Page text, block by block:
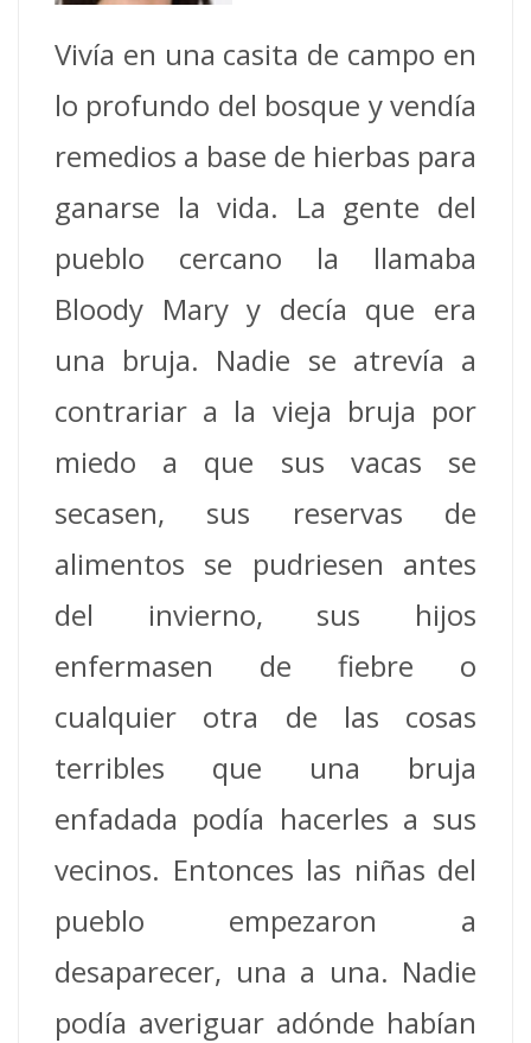
Vivía en una casita de campo en
lo profundo del bosque y vendía
remedios a base de hierbas para
ganarse la vida. La gente del
pueblo cercano la llamaba
Bloody Mary y decía que era
una bruja. Nadie se atrevía a
contrariar a la vieja bruja por
miedo a que sus vacas se
secasen, sus reservas de
alimentos se pudriesen antes
del invierno, sus hijos
enfermasen de fiebre o
cualquier otra de las cosas
terribles que una bruja
enfadada podía hacerles a sus
vecinos. Entonces las niñas del
pueblo empezaron a
desaparecer, una a una. Nadie
podía averiguar adónde habían